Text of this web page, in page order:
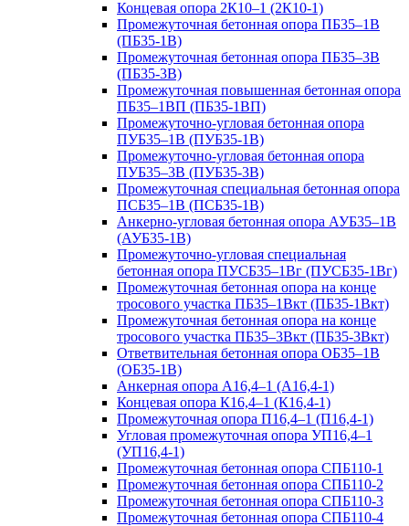
Концевая опора 2К10–1 (2К10-1)
Промежуточная бетонная опора ПБ35–1В
(ПБ35-1В)
Промежуточная бетонная опора ПБ35–3В
(ПБ35-3В)
Промежуточная повышенная бетонная опора
ПБ35–1ВП (ПБ35-1ВП)
Промежуточно-угловая бетонная опора
ПУБ35–1В (ПУБ35-1В)
Промежуточно-угловая бетонная опора
ПУБ35–3В (ПУБ35-3В)
Промежуточная специальная бетонная опора
ПСБ35–1В (ПСБ35-1В)
Анкерно-угловая бетонная опора АУБ35–1В
(АУБ35-1В)
Промежуточно-угловая специальная
бетонная опора ПУСБ35–1Вг (ПУСБ35-1Вг)
Промежуточная бетонная опора на конце
тросового участка ПБ35–1Вкт (ПБ35-1Вкт)
Промежуточная бетонная опора на конце
тросового участка ПБ35–3Вкт (ПБ35-3Вкт)
Ответвительная бетонная опора ОБ35–1В
(ОБ35-1В)
Анкерная опора А16,4–1 (А16,4-1)
Концевая опора К16,4–1 (К16,4-1)
Промежуточная опора П16,4–1 (П16,4-1)
Угловая промежуточная опора УП16,4–1
(УП16,4-1)
Промежуточная бетонная опора СПБ110-1
Промежуточная бетонная опора СПБ110-2
Промежуточная бетонная опора СПБ110-3
Промежуточная бетонная опора СПБ110-4